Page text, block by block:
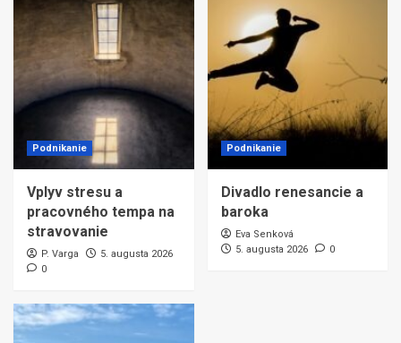
Podnikanie
Vplyv stresu a
pracovného tempa na
stravovanie
P. Varga
5. augusta 2026
0
Podnikanie
Divadlo renesancie a
baroka
Eva Senková
5. augusta 2026
0